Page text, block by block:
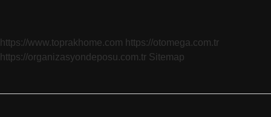
https://www.toprakhome.com https://otomega.com.tr
https://organizasyondeposu.com.tr Sitemap